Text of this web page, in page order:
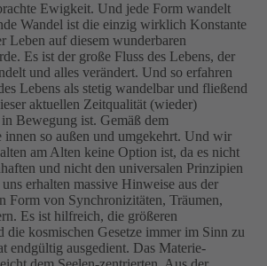
Ewigkeit. Und jede Form wandelt
Wandel ist die einzig wirklich Konstante
Leben auf diesem wunderbaren
Es ist der große Fluss des Lebens, der
und alles verändert. Und so erfahren
Lebens als stetig wandelbar und fließend
aktuellen Zeitqualität (wieder)
in Bewegung ist. Gemäß dem
innen so außen und umgekehrt. Und wir
am Alten keine Option ist, da es nicht
und nicht den universalen Prinzipien
erhalten massive Hinweise aus der
Form von Synchronizitäten, Träumen,
Es ist hilfreich, die größeren
die kosmischen Gesetze immer im Sinn zu
endgültig ausgedient. Das Materie-